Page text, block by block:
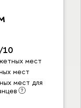
мест
мест
мест для